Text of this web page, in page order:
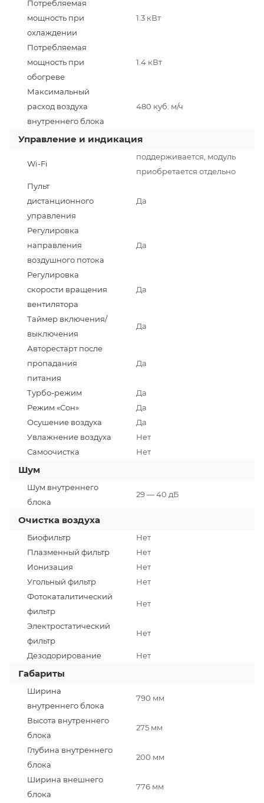
Потребляемая
мощность при
охлаждении
1.3 кВт
Потребляемая
мощность при
обогреве
1.4 кВт
Максимальный
расход воздуха
внутреннего блока
480 куб. м/ч
Управление и индикация
Wi-Fi
поддерживается, модуль
приобретается отдельно
Пульт
дистанционного
управления
Да
Регулировка
направления
воздушного потока
Да
Регулировка
скорости вращения
вентилятора
Да
Таймер включения/
выключения
Да
Авторестарт после
пропадания
питания
Да
Турбо-режим
Да
Режим «Сон»
Да
Осушение воздуха
Да
Увлажнение воздуха
Нет
Самоочистка
Нет
Шум
Шум внутреннего
блока
29 — 40 дБ
Очистка воздуха
Биофильтр
Нет
Плазменный фильтр
Нет
Ионизация
Нет
Угольный фильтр
Нет
Фотокаталитический
фильтр
Нет
Электростатический
фильтр
Нет
Дезодорирование Нет
Габариты
Ширина
внутреннего блока
790 мм
Высота внутреннего
блока
275 мм
Глубина внутреннего
блока
200 мм
Ширина внешнего
блока
776 мм